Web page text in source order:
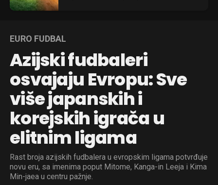
EURO FUDBAL
Azijski fudbaleri
osvajaju Evropu: Sve
više japanskih i
korejskih igrača u
elitnim ligama
Rast broja azijskih fudbalera u evropskim ligama potvrđuje
novu eru, sa imenima poput Mitome, Kanga-in Leeja i Kima
Min-jaea u centru pažnje.